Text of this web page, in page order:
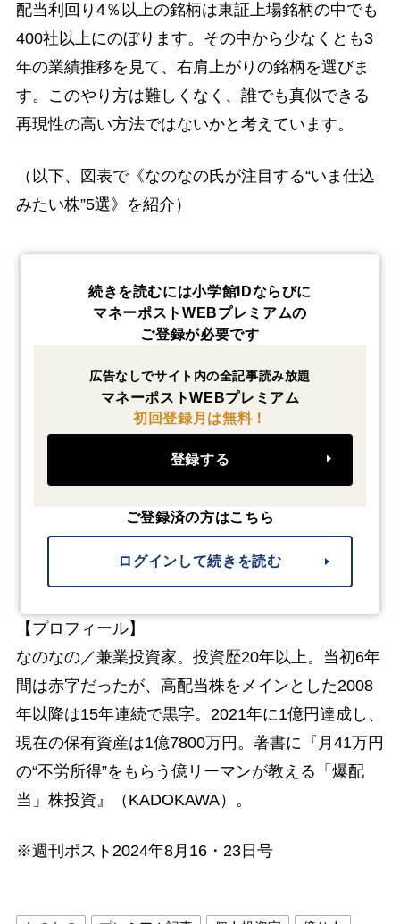
配当利回り4％以上の銘柄は東証上場銘柄の中でも
400社以上にのぼります。その中から少なくとも3
年の業績推移を見て、右肩上がりの銘柄を選びま
す。このやり方は難しくなく、誰でも真似できる
再現性の高い方法ではないかと考えています。
（以下、図表で《なのなの氏が注目する“いま仕込
みたい株”5選》を紹介）
続きを読むには小学館IDならびに
マネーポストWEBプレミアムの
ご登録が必要です
広告なしでサイト内の全記事読み放題
マネーポストWEBプレミアム
初回登録月は無料！
登録する
ご登録済の方はこちら
ログインして続きを読む
【プロフィール】
なのなの／兼業投資家。投資歴20年以上。当初6年
間は赤字だったが、高配当株をメインとした2008
年以降は15年連続で黒字。2021年に1億円達成し、
現在の保有資産は1億7800万円。著書に『月41万円
の“不労所得”をもらう億リーマンが教える「爆配
当」株投資』（KADOKAWA）。
※週刊ポスト2024年8月16・23日号